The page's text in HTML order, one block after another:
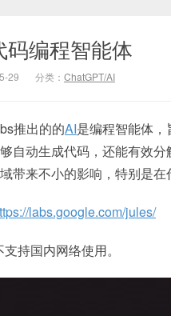
码编程智能体
29 分类： ChatGPT/AI
推出的的AI是编程智能体
自动生成代码，还能有效
带来不小的影响，特别是在
labs.google.com/jules/
持国内网络使用。